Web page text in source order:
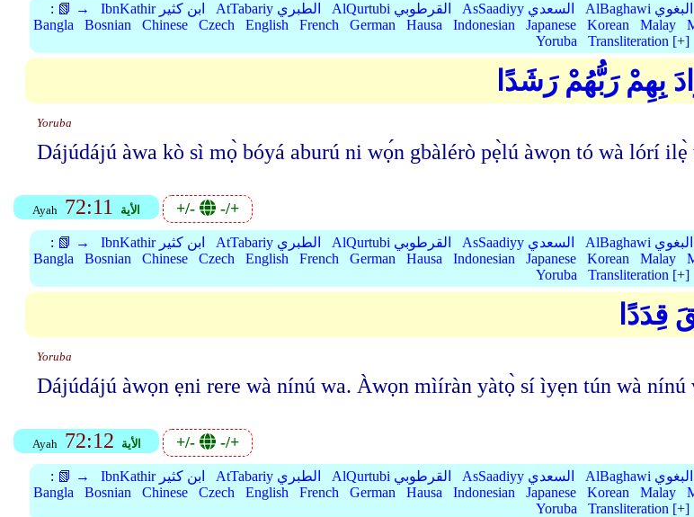
: 📗 → IbnKathir ابن كثير AtTabariy الطبري AlQurtubi القرطوبي AsSaadiyy السعدي AlBaghawi البغوي
Bangla
Bosnian Chinese Czech English French German Hausa Indonesian Japanese Korean Malay
Yoruba
Transliteration [+]
بِهِمْ رَبُّهُمْ رَشَدًا
Yoruba
Dájúdájú àwa kò sì mọ̀ bóyá aburú ni wọ́n gbàlérò pẹ̀lú àwọn tó wà lórí
Ayah 72:11 الأية +/- -/+
: 📗 → IbnKathir ابن كثير AtTabariy الطبري AlQurtubi القرطوبي AsSaadiyy السعدي AlBaghawi البغوي
Bangla
Bosnian Chinese Czech English French German Hausa Indonesian Japanese Korean Malay
Yoruba
Transliteration [+]
قِدَدًا
Yoruba
Dájúdájú àwọn ẹni rere wà nínú wa. Àwọn mìíràn yàtọ̀ sí ìyẹn tún wà
Ayah 72:12 الأية +/- -/+
: 📗 → IbnKathir ابن كثير AtTabariy الطبري AlQurtubi القرطوبي AsSaadiyy السعدي AlBaghawi البغوي
Bangla
Bosnian Chinese Czech English French German Hausa Indonesian Japanese Korean Malay
Yoruba
Transliteration [+]